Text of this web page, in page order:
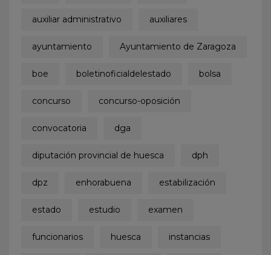
auxiliar administrativo auxiliares
ayuntamiento Ayuntamiento de Zaragoza
boe boletinoficialdelestado bolsa
concurso concurso-oposición
convocatoria dga
diputación provincial de huesca dph
dpz enhorabuena estabilización
estado estudio examen
funcionarios huesca instancias